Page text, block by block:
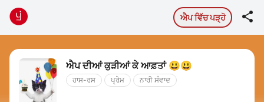
ਐਪ ਵਿੱਚ ਪੜ੍ਹੋ 
ਐਪ ਦੀਆਂ ਕੁੜੀਆਂ ਕੇ ਆਫ਼ਤਾਂ 😃😃
ਹਾਸ-ਰਸ ਪ੍ਰੇਮ ਨਾਰੀ ਸੰਵਾਦ